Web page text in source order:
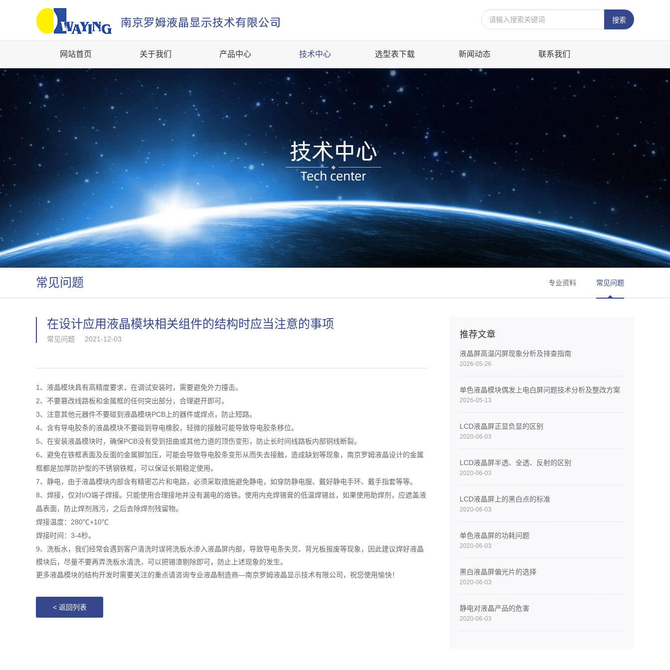
网站首页 关于我们 产品中心 技术中心 选型表下载 新闻动态 联系我们
常见问题 专业资料 常见问题
在设计应用液晶模块相关组件的结构时应当注意的事项
常见问题 2021-12-03
1 、 液晶模块具有高精度要求，在调试安装时，需要避免外力撞击。
2、 不要篡改线路板和金属框的任何突出部分，合理避开即可。
3、注意其他元器件不要碰到液晶模块PCB 上的器件或焊点，防止短路。
4、含有导电胶条的液晶模块不要碰到导电橡胶，轻微的接触可能导致导电胶条移位。
5、 在安装液晶模块时，确保PCB没有受到扭曲或其他力道的顶伤变形，防止长时间线路板内部铜线断裂。
6、 避免在铁框表面及反面的金属脚加压，可能会导致导电胶条变形从而失去接触，造成缺划等现象，南京罗姆液晶设计的金属
框都是加厚防护型的不锈钢铁框，可以保证长期稳定使用。
7、 静电，由于液晶模块内部含有精密芯片和电路，必须采取措施避免静电，如穿防静电服、戴好静电手环、戴手指套等等。
8、 焊接， 仅对I/O端子焊接。只能使用合理接地并没有漏电的烙铁。使用内充焊锡膏的低温焊锡丝 ，如果使用助焊剂，应遮盖液
晶表面，防止焊剂溅污， 之后去除焊剂残留物。
焊接温度： 280℃+10℃
焊接时间： 3-4秒。
9、 洗板水，我们经常会遇到客户清洗时误将洗板水渗入液晶屏内部，导致导电条失灵、背光板报废等现象，因此建议焊好液晶
模块后，尽量不要再弄洗板水清洗，可以把锡渣剔除即可，防止上述现象的发生。
更多液晶模块的结构开发时需要关注的重点请咨询专业液晶制造商—南京罗姆液晶显示技术有限公司，祝您使用愉快！
< 返回列表
推荐文章
液晶屏高温闪屏现象分析及排查指南
2026-05-26
单色液晶模块偶发上电白屏问题技术分析及整改方案
2026-05-13
LCD液晶屏正显负显的区别
2020-06-03
LCD液晶屏半透、全透、反射的区别
2020-06-03
LCD液晶屏上的黑白点的标准
2020-06-03
单色液晶屏的功耗问题
2020-06-03
黑白液晶屏偏光片的选择
2020-06-03
静电对液晶产品的危害
2020-06-03